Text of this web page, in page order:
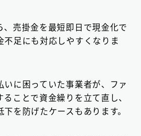
がオススメ
、売掛金を最短即日で現金化で
不足にも対応しやすくなりま
いに困っていた事業者が、ファ
ことで資金繰りを立て直し、
を防げたケースもあります。